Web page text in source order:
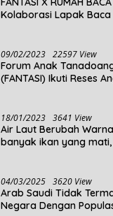
Kolaborasi Lapak Baca
09/02/2023 22597 View
Forum Anak
(FANTASI) Ikuti Reses
18/01/2023 3641 View
Air Laut Berubah
banyak ikan yang
04/03/2025 3620 View
Arab Saudi Tidak
Negara Dengan